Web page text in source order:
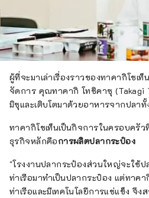
ผู้ที่จะมาเล่าเรื่องราวของทาคากิโชเ
จัดการ คุณทาคากิ โทชิคาซุ (Takagi
มิซุและเติบโตมาด้วยอาหารจากปลาทั้
ทาคากิโชเท็นเป็นกิจการในครอบครั
ธุรกิจหลักคือการผลิตปลากระป๋อง
"โรงงานปลากระป๋องส่วนใหญ่จะใช้
ท่าเรือมาทำเป็นปลากระป๋อง แต่ทาค
ท่าเรือและมีเทคโนโลยีการแช่แข็ง จึ